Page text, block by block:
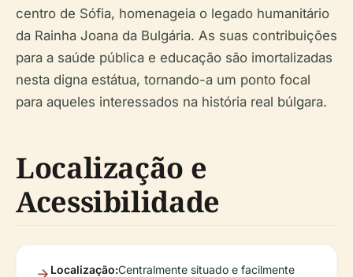
centro de Sófia, homenageia o legado humanitário
da Rainha Joana da Bulgária. As suas contribuições
para a saúde pública e educação são imortalizadas
nesta digna estátua, tornando-a um ponto focal
para aqueles interessados na história real búlgara.
Localização e
Acessibilidade
Localização:Centralmente situado e facilmente